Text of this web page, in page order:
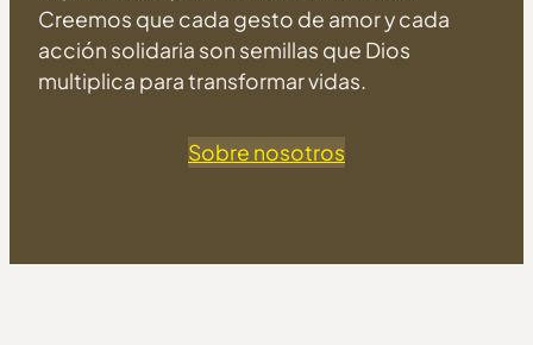
Creemos que cada gesto de amor y cada
acción solidaria son semillas que Dios
multiplica para transformar vidas.
Sobre nosotros